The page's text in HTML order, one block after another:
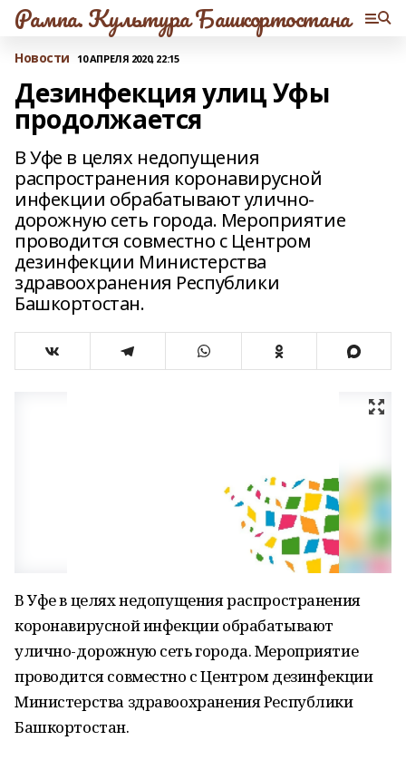
Рампа. Культура Башкортостана
Новости 10 АПРЕЛЯ 2020, 22:15
Дезинфекция улиц Уфы
продолжается
В Уфе в целях недопущения
распространения коронавирусной
инфекции обрабатывают улично-
дорожную сеть города. Мероприятие
проводится совместно с Центром
дезинфекции Министерства
здравоохранения Республики
Башкортостан.
В Уфе в целях недопущения распространения
коронавирусной инфекции обрабатывают
улично-дорожную сеть города. Мероприятие
проводится совместно с Центром дезинфекции
Министерства здравоохранения Республики
Башкортостан.